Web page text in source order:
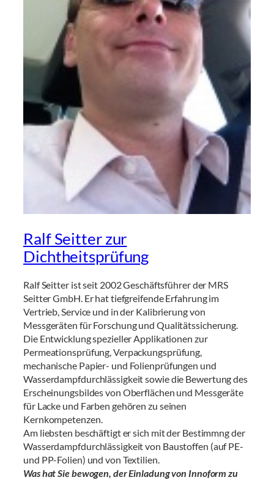
Ralf Seitter zur
Dichtheitsprüfung
Ralf Seitter ist seit 2002 Geschäftsführer der MRS
Seitter GmbH. Er hat tiefgreifende Erfahrung im
Vertrieb, Service und in der Kalibrierung von
Messgeräten für Forschung und Qualitätssicherung.
Die Entwicklung spezieller Applikationen zur
Permeationsprüfung, Verpackungsprüfung,
mechanische Papier- und Folienprüfungen und
Wasserdampfdurchlässigkeit sowie die Bewertung des
Erscheinungsbildes von Oberflächen und Messgeräte
für Lacke und Farben gehören zu seinen
Kernkompetenzen.
Am liebsten beschäftigt er sich mit der Bestimmng der
Wasserdampfdurchlässigkeit von Baustoffen (auf PE-
und PP-Folien) und von Textilien.
Was hat Sie bewogen, der Einladung von Innoform zu